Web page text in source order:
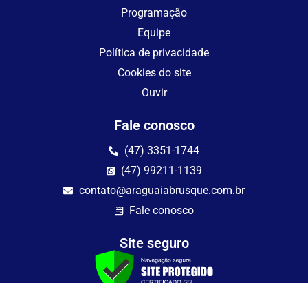
Programação
Equipe
Política de privacidade
Cookies do site
Ouvir
Fale conosco
(47) 3351-1744
(47) 99211-1139
contato@araguaiabrusque.com.br
Fale conosco
Site seguro